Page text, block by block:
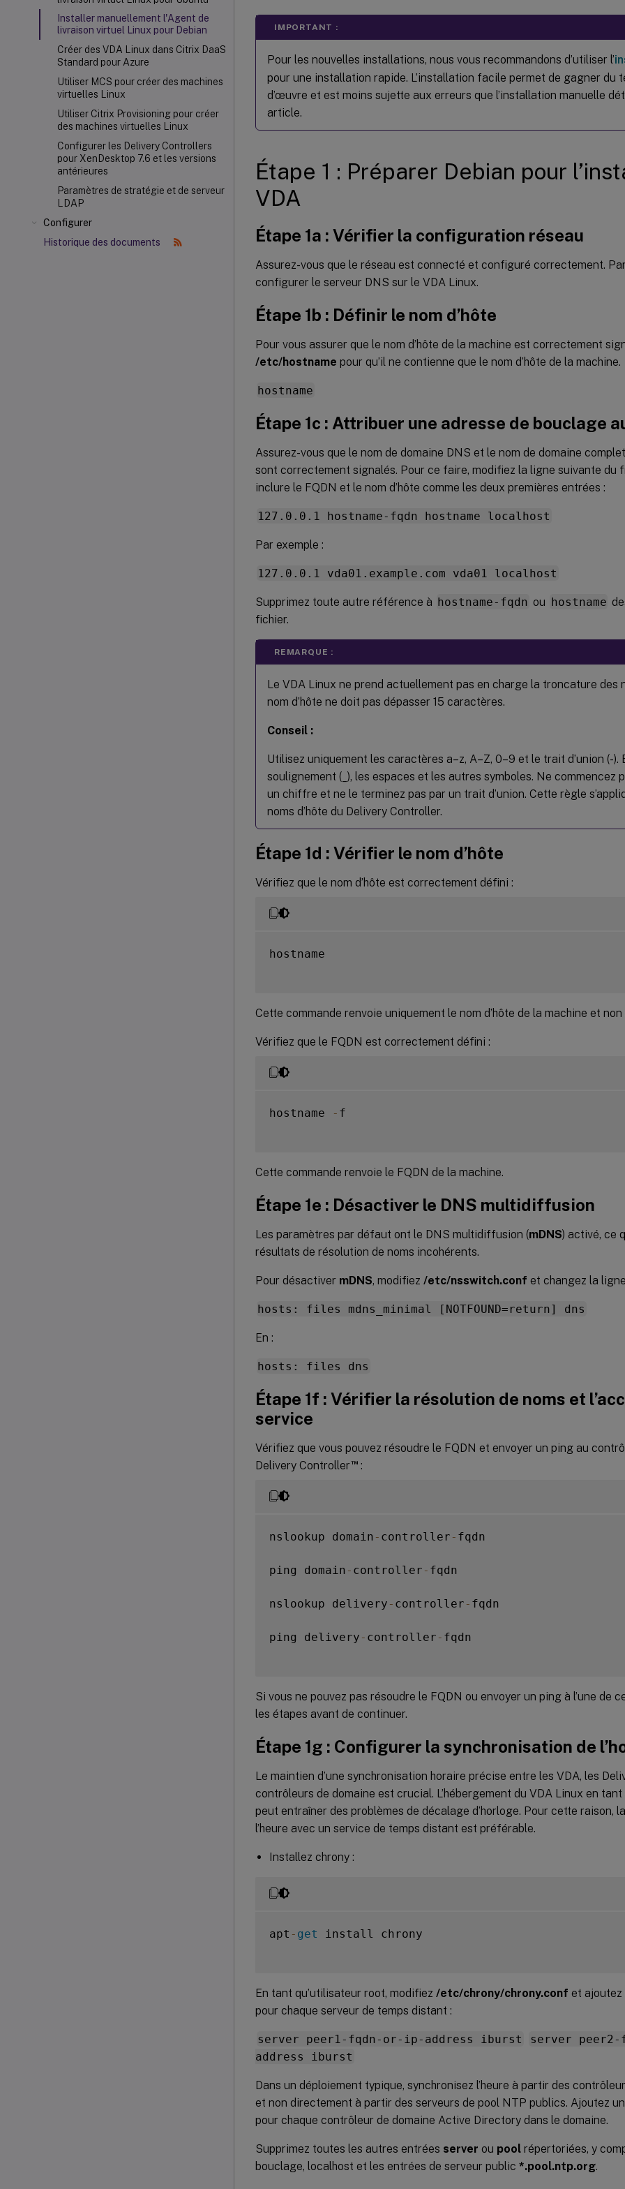
Installer manuellement l'Agent de
livraison virtuel Linux pour Debian
Créer des VDA Linux dans Citrix DaaS
Standard pour Azure
Utiliser MCS pour créer des machines
virtuelles Linux
Utiliser Citrix Provisioning pour créer
des machines virtuelles Linux
Configurer les Delivery Controllers
pour XenDesktop 7.6 et les versions
antérieures
Paramètres de stratégie et de serveur
LDAP
Configurer
Historique des documents
IMPORTANT :
Pour les nouvelles installations, nous vous recommandons d’utiliser l’
pour une installation rapide. L’installation facile permet de gagner du
d’œuvre et est moins sujette aux erreurs que l’installation manuelle
article.
Étape 1 : Préparer Debian pour
VDA
Étape 1a : Vérifier la configuration réseau
Assurez-vous que le réseau est connecté et configuré correctement.
configurer le serveur DNS sur le VDA Linux.
Étape 1b : Définir le nom d’hôte
Pour vous assurer que le nom d’hôte de la machine est correctement
/etc/hostname pour qu’il ne contienne que le nom d’hôte de la machine.
hostname
Étape 1c : Attribuer une adresse de bouclage
Assurez-vous que le nom de domaine DNS et le nom de domaine
sont correctement signalés. Pour ce faire, modifiez la ligne suivante du
inclure le FQDN et le nom d’hôte comme les deux premières entrées :
127.0.0.1 hostname-fqdn hostname localhost
Par exemple :
127.0.0.1 vda01.example.com vda01 localhost
Supprimez toute autre référence à hostname-fqdn ou hostname
fichier.
REMARQUE :
Le VDA Linux ne prend actuellement pas en charge la troncature des
nom d’hôte ne doit pas dépasser 15 caractères.
Conseil :
Utilisez uniquement les caractères a–z, A–Z, 0–9 et le trait d’union (-).
soulignement (_), les espaces et les autres symboles. Ne commencez
un chiffre et ne le terminez pas par un trait d’union. Cette règle
noms d’hôte du Delivery Controller.
Étape 1d : Vérifier le nom d’hôte
Vérifiez que le nom d’hôte est correctement défini :
hostname
Cette commande renvoie uniquement le nom d’hôte de la machine et non
Vérifiez que le FQDN est correctement défini :
hostname - f
Cette commande renvoie le FQDN de la machine.
Étape 1e : Désactiver le DNS multidiffusion
Les paramètres par défaut ont le DNS multidiffusion (mDNS) activé, ce
résultats de résolution de noms incohérents.
Pour désactiver mDNS, modifiez /etc/nsswitch.conf et changez la
hosts: files mdns_minimal [NOTFOUND=return] dns
En :
hosts: files dns
Étape 1f : Vérifier la résolution de noms et
service
Vérifiez que vous pouvez résoudre le FQDN et envoyer un ping au
Delivery Controller™:
nslookup domain - controller - fqdn
ping domain - controller - fqdn
nslookup delivery - controller - fqdn
ping delivery - controller - fqdn
Si vous ne pouvez pas résoudre le FQDN ou envoyer un ping à l’une de
les étapes avant de continuer.
Étape 1g : Configurer la synchronisation de
Le maintien d’une synchronisation horaire précise entre les VDA, les
contrôleurs de domaine est crucial. L’hébergement du VDA Linux en
peut entraîner des problèmes de décalage d’horloge. Pour cette raison,
l’heure avec un service de temps distant est préférable.
Installez chrony :
apt - get install chrony
En tant qu’utilisateur root, modifiez /etc/chrony/chrony.conf et ajoutez
pour chaque serveur de temps distant :
server peer1-fqdn-or-ip-address iburst
server
address iburst
Dans un déploiement typique, synchronisez l’heure à partir des
et non directement à partir des serveurs de pool NTP publics. Ajoutez
pour chaque contrôleur de domaine Active Directory dans le domaine.
Supprimez toutes les autres entrées server ou pool répertoriées, y
bouclage, localhost et les entrées de serveur public *.pool.ntp.org.